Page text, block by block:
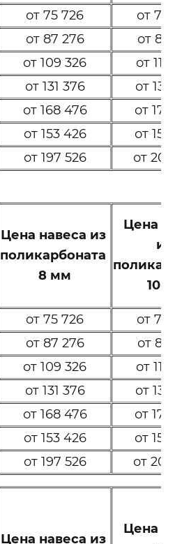
от 75 726
от 77
от 87 276
от 89
от 109 326
от
от 131 376
от
от 168 476
от
от 153 426
от
от 197 526 от
Цена навеса из
поликарбоната
8 мм
Цена
из
10
от 75 726
от 77
от 87 276
от 89
от 109 326
от
от 131 376
от
от 168 476
от
от 153 426
от
от 197 526 от
Цена навеса из
Цена